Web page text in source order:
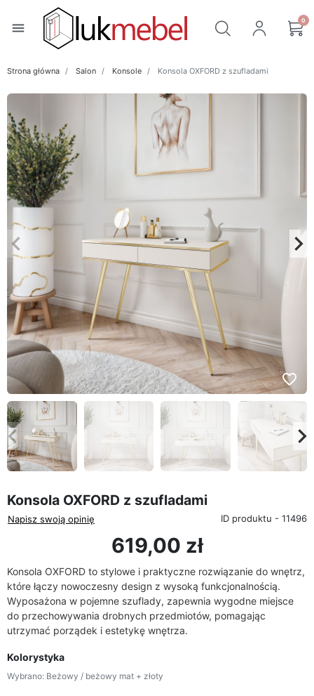
menu 0
Strona główna Salon Konsole Konsola OXFORD z szufladami
Poprzedni
keyboard_arrow_left keyboard_arrow_right
favorite_border
Poprzedni
Konsola OXFORD z szufladami
Napisz swoją opinię ID produktu - 11496
619,00 zł
Konsola OXFORD to stylowe i praktyczne rozwiązanie do wnętrz,
które łączy nowoczesny design z wysoką funkcjonalnością.
Wyposażona w pojemne szuflady, zapewnia wygodne miejsce
do przechowywania drobnych przedmiotów, pomagając
utrzymać porządek i estetykę wnętrza.
Kolorystyka
Wybrano: Beżowy / beżowy mat + złoty